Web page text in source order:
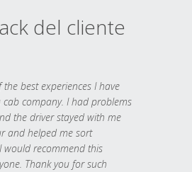
del cliente
the best experiences I have
company. I had problems
the driver stayed with me
and helped me sort
would recommend this
Thank you for such